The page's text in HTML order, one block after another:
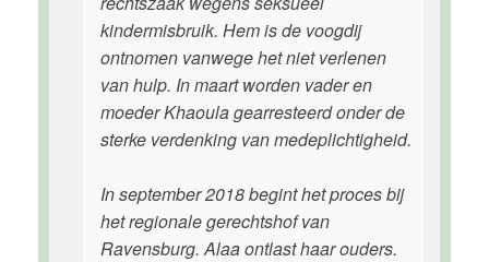
kindermisbruik. Hem is de voogdij
ontnomen vanwege het niet verlenen
van hulp. In maart worden vader en
moeder Khaoula gearresteerd onder de
sterke verdenking van medeplichtigheid.
In september 2018 begint het proces bij
het regionale gerechtshof van
Ravensburg. Alaa ontlast haar ouders.